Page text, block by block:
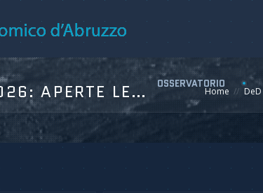
OSSERVATORIO
ANNO SCOLASTICO 2025-2026: APERTE LE PRENOTAZIONI PER LE VISITE GUIDATE ALL’OSSERVATORIO ASTRONOMICO D’ABRUZZO Home DeD